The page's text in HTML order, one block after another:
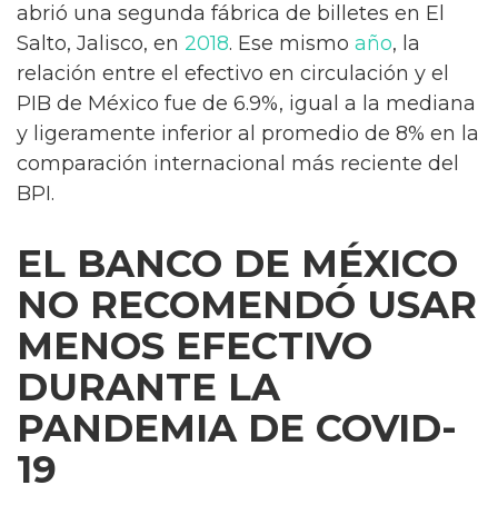
abrió una segunda fábrica de billetes en El
Salto, Jalisco, en 2018. Ese mismo año, la
relación entre el efectivo en circulación y el
PIB de México fue de 6.9%, igual a la mediana
y ligeramente inferior al promedio de 8% en la
comparación internacional más reciente del
BPI.
EL BANCO DE MÉXICO
NO RECOMENDÓ USAR
MENOS EFECTIVO
DURANTE LA
PANDEMIA DE COVID-
19